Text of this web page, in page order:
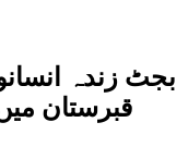
بجٹ زندہ
قبرستان